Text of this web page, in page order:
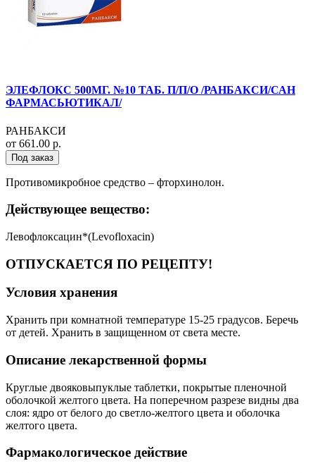
ЭЛЕФЛОКС 500МГ. №10 ТАБ. П/П/О /РАНБАКСИ/САН
ФАРМАСЬЮТИКАЛ/
РАНБАКСИ
от 661.00 р.
Под заказ
Противомикробное средство – фторхинолон.
Действующее вещество:
Левофлоксацин*(Levofloxacin)
ОТПУСКАЕТСЯ ПО РЕЦЕПТУ!
Условия хранения
Хранить при комнатной температуре 15-25 градусов. Беречь
от детей. Хранить в защищенном от света месте.
Описание лекарственной формы
Круглые двояковыпуклые таблетки, покрытые пленочной
оболочкой желтого цвета. На поперечном разрезе видны два
слоя: ядро от белого до светло-желтого цвета и оболочка
желтого цвета.
Фармакологическое действие